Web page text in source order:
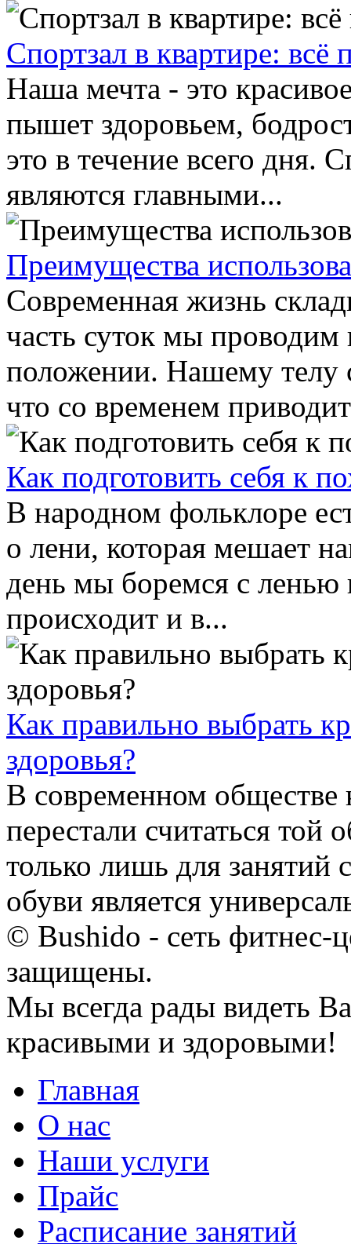
Спортзал в квартире: всё
Наша мечта - это
пышет здоровьем,
это в течение всего дня.
являются главными...
Преимущества
Современная жизнь
часть суток мы
положении. Нашему телу
что со временем
Как подготовить себя к
В народном фольклоре
о лени, которая мешает
день мы боремся с ленью
происходит и в...
Как правильно выбрать
здоровья?
В современном обществе
перестали считаться той
только лишь для занятий
обуви является
© Bushido - сеть фитнес-
защищены.
Мы всегда рады видеть
красивыми и здоровыми!
Главная
О нас
Наши услуги
Прайс
Расписание занятий